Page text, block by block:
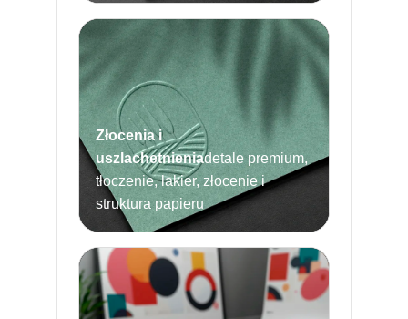
Złocenia i
uszlachetnieniadetale premium,
tłoczenie, lakier, złocenie i
struktura papieru